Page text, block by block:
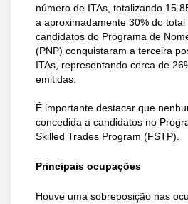
número de ITAs, totalizando
a aproximadamente 30% do total
candidatos do Programa de
(PNP) conquistaram a terceira
ITAs, representando cerca de
emitidas.
É importante destacar que
concedida a candidatos no
Skilled Trades Program (FSTP).
Principais ocupações
Houve uma sobreposição nas